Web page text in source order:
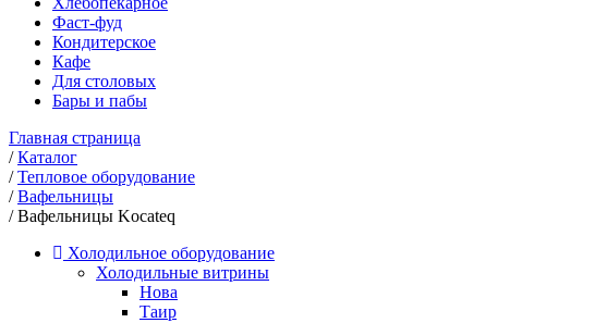
Фаст-фуд
Кондитерское
Кафе
Для столовых
Бары и пабы
Главная страница
/Каталог
/Тепловое оборудование
/Вафельницы
/Вафельницы Kocateq
Холодильное оборудование
Холодильные витрины
Нова
Таир